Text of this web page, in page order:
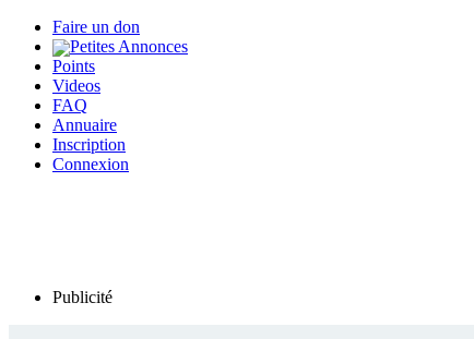
Faire un don
Petites Annonces
Points
Videos
FAQ
Annuaire
Inscription
Connexion
Publicité